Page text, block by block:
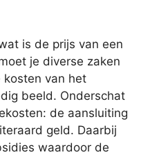
is de prijs van een
je diverse zaken
kosten van het
beeld. Onderschat
de aansluiting
geld. Daarbij
waardoor de